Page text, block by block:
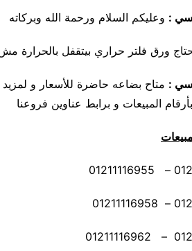
: وعليكم السلام ورحمة الله وبركاته
ورق فلتر حراري بيتقفل بالحرارة
: متاح بضاعه حاضرة للأسعار و
المبيعات و برابط عناوين فروعنا